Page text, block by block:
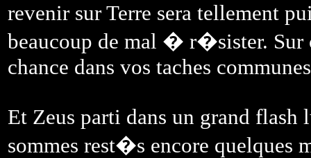
revenir sur Terre sera tellement
beaucoup de mal � r�sister. Sur
chance dans vos taches
Et Zeus parti dans un grand
sommes rest�s encore quelques